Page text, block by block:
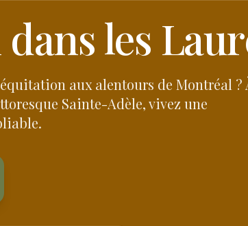
les
aux alentours de Montréal ?
Sainte-Adèle, vivez une